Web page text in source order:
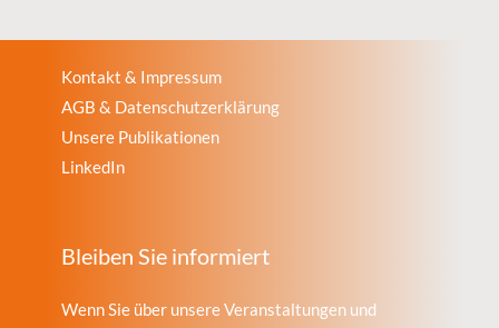
Kontakt & Impressum
AGB & Datenschutzerklärung
Unsere Publikationen
LinkedIn
Bleiben Sie informiert
Wenn Sie über unsere Veranstaltungen und